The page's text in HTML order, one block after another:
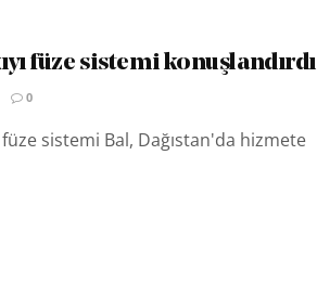
füze sistemi konuşlandırdı
0
füze sistemi Bal, Dağıstan'da hizmete